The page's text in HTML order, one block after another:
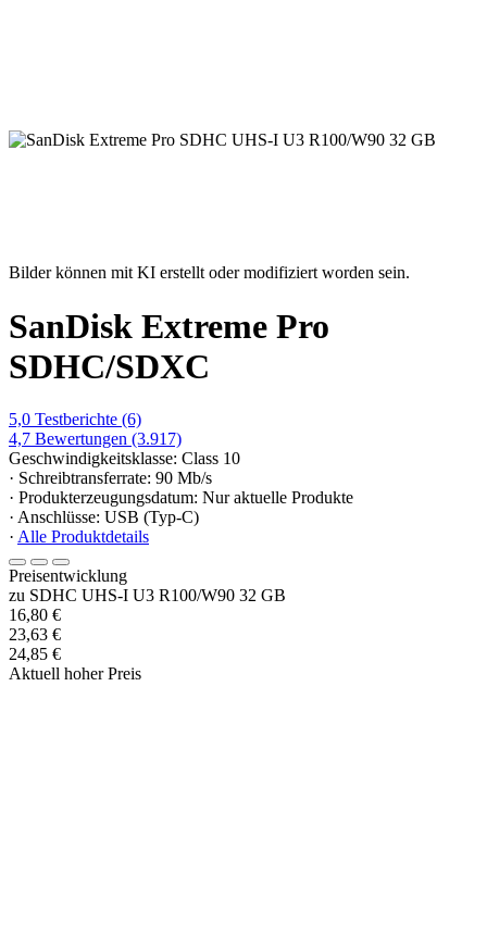
Bilder können mit KI erstellt oder modifiziert worden sein.
SanDisk Extreme Pro
SDHC/SDXC
5,0 Testberichte (6)
4,7 Bewertungen (3.917)
Geschwindigkeitsklasse: Class 10
· Schreibtransferrate: 90 Mb/s
· Produkterzeugungsdatum: Nur aktuelle Produkte
· Anschlüsse: USB (Typ-C)
· Alle Produktdetails
Preisentwicklung
zu SDHC UHS-I U3 R100/W90 32 GB
16,80 €
23,63 €
24,85 €
Aktuell hoher Preis